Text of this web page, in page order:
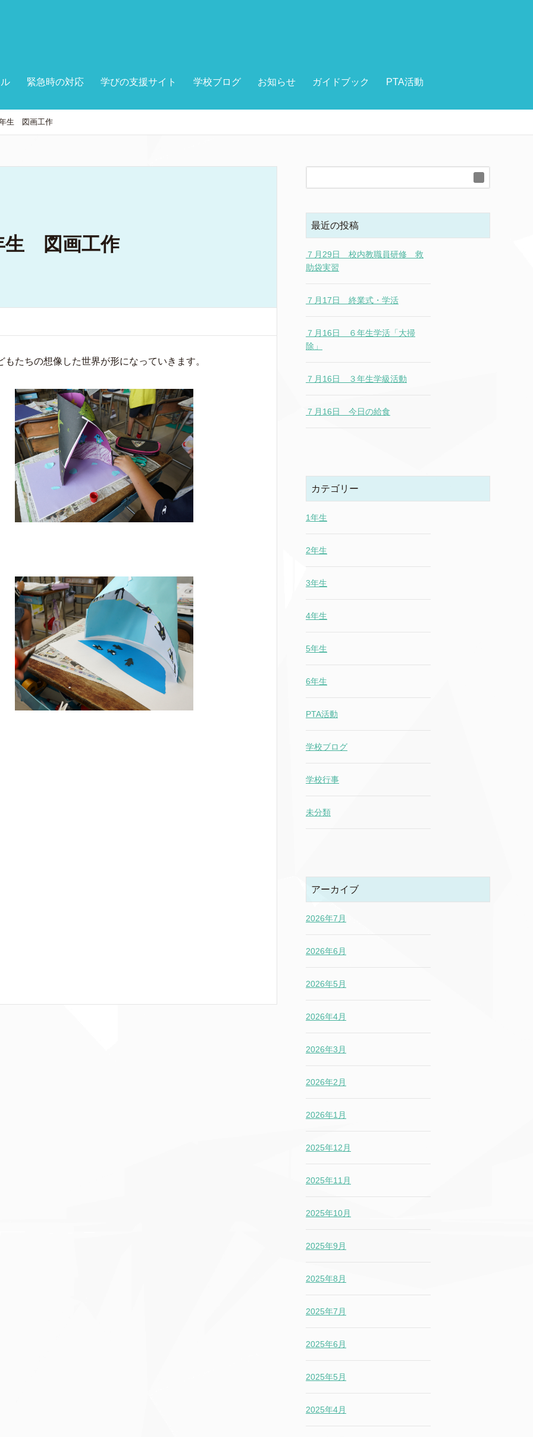
緊急時の対応 学びの支援サイト 学校ブログ お知らせ ガイドブック PTA活動
生 図画工作
生 図画工作
たちの想像した世界が形になっていきます。
最近の投稿
７月29日 校内教職員研修 救
助袋実習
７月17日 終業式・学活
７月16日 ６年生学活「大掃
除」
７月16日 ３年生学級活動
７月16日 今日の給食
カテゴリー
1年生
2年生
3年生
4年生
5年生
6年生
PTA活動
学校ブログ
学校行事
未分類
アーカイブ
2026年7月
2026年6月
2026年5月
2026年4月
2026年3月
2026年2月
2026年1月
2025年12月
2025年11月
2025年10月
2025年9月
2025年8月
2025年7月
2025年6月
2025年5月
2025年4月